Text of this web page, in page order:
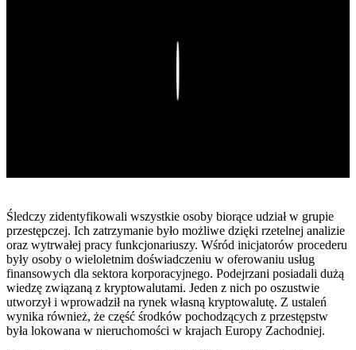
Śledczy zidentyfikowali wszystkie osoby biorące udział w grupie
przestępczej. Ich zatrzymanie było możliwe dzięki rzetelnej analizie
oraz wytrwałej pracy funkcjonariuszy. Wśród inicjatorów procederu
były osoby o wieloletnim doświadczeniu w oferowaniu usług
finansowych dla sektora korporacyjnego. Podejrzani posiadali dużą
wiedzę związaną z kryptowalutami. Jeden z nich po oszustwie
utworzył i wprowadził na rynek własną kryptowalutę. Z ustaleń
wynika również, że część środków pochodzących z przestępstw
była lokowana w nieruchomości w krajach Europy Zachodniej.